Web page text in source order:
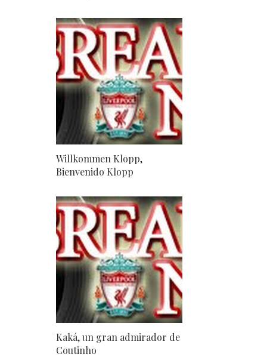
Willkommen Klopp,
Bienvenido Klopp
Kaká, un gran admirador de
Coutinho